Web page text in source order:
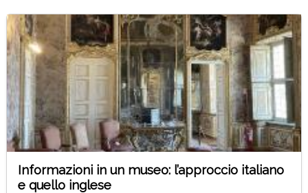
Informazioni in un museo: l’approccio italiano
e quello inglese